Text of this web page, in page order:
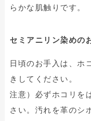
らかな肌触りです。
セミアニリン染めの
日頃のお手入は、ホ
きしてください。
注意）必ずホコリを
さい。汚れを革のシ